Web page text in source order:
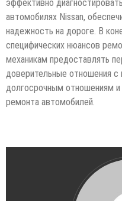
эффективно
автомобилях Nissan,
надежность на дороге. В
специфических нюансов
механикам предоставлять
доверительные отношения с
долгосрочным отношениям и
ремонта автомобилей.